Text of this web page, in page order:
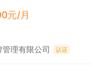
元/月
理有限公司 认证